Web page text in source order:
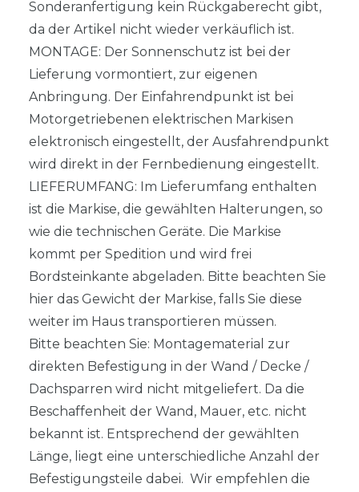
Sonderanfertigung kein Rückgaberecht gibt,
da der Artikel nicht wieder verkäuflich ist.
MONTAGE: Der Sonnenschutz ist bei der
Lieferung vormontiert, zur eigenen
Anbringung. Der Einfahrendpunkt ist bei
Motorgetriebenen elektrischen Markisen
elektronisch eingestellt, der Ausfahrendpunkt
wird direkt in der Fernbedienung eingestellt.
LIEFERUMFANG: Im Lieferumfang enthalten
ist die Markise, die gewählten Halterungen, so
wie die technischen Geräte. Die Markise
kommt per Spedition und wird frei
Bordsteinkante abgeladen. Bitte beachten Sie
hier das Gewicht der Markise, falls Sie diese
weiter im Haus transportieren müssen.
Bitte beachten Sie: Montagematerial zur
direkten Befestigung in der Wand / Decke /
Dachsparren wird nicht mitgeliefert. Da die
Beschaffenheit der Wand, Mauer, etc. nicht
bekannt ist. Entsprechend der gewählten
Länge, liegt eine unterschiedliche Anzahl der
Befestigungsteile dabei. Wir empfehlen die